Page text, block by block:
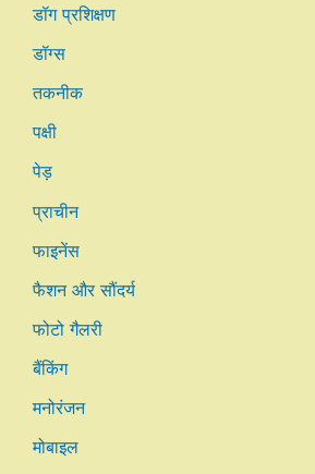
डॉग प्रशिक्षण
डॉग्स
तकनीक
पक्षी
पेड़
प्राचीन
फाइनेंस
फैशन और सौंदर्य
फोटो गैलरी
बैंकिंग
मनोरंजन
मोबाइल